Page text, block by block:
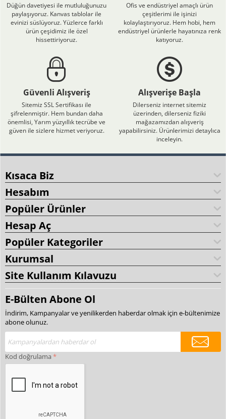
Düğün davetiyesi ile mutluluğunuzu
paylaşıyoruz. Kanvas tablolar ile
evinizi süslüyoruz. Yüzlerce farklı
ürün çeşidimiz ile özel
hissettiriyoruz.
Ofis ve endüstriyel amaçlı ürün
çeşitlerimi ile işinizi
kolaylaştırıyoruz. Hem hobi, hem
endüstriyel ürünlerle hayatınıza renk
katıyoruz.
Güvenli Alışveriş
Sitemiz SSL Sertifikası ile
şifrelenmiştir. Hem bundan daha
önemlisi, Yarım yüzyıllık tecrübe ve
güven ile sizlere hizmet veriyoruz.
Alışverişe Başla
Dilerseniz internet sitemiz
üzerinden, dilerseniz fiziki
mağazamızdan alışveriş
yapabilirsiniz. Ürünlerimizi detaylıca
inceleyin.
Kısaca Biz
Hesabım
Popüler Ürünler
Hesap Aç
Popüler Kategoriler
Kurumsal
Site Kullanım Kılavuzu
E-Bülten Abone Ol
İndirim, Kampanyalar ve yenilikerden haberdar olmak için e-bültenimize
abone olunuz.
Kod doğrulama